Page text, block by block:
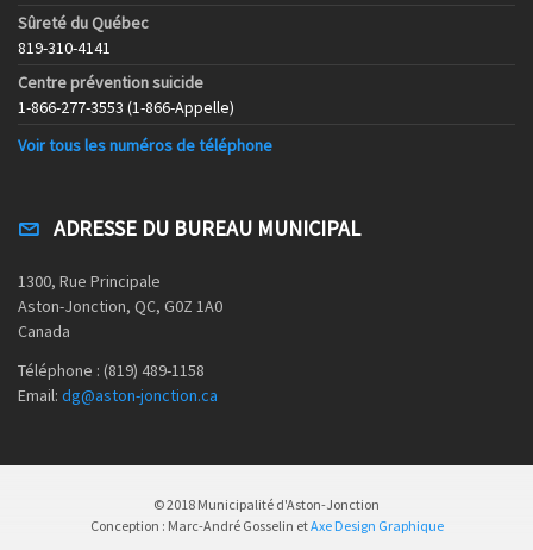
Sûreté du Québec
819-310-4141
Centre prévention suicide
1-866-277-3553 (1-866-Appelle)
Voir tous les numéros de téléphone
ADRESSE DU BUREAU MUNICIPAL
1300, Rue Principale
Aston-Jonction, QC, G0Z 1A0
Canada
Téléphone : (819) 489-1158
Email: dg@aston-jonction.ca
© 2018 Municipalité d'Aston-Jonction
Conception : Marc-André Gosselin etAxe Design Graphique